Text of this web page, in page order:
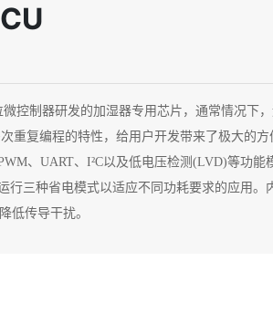
控制器研发的加湿器专用芯片，通常情况下
重复编程的特性，给用户开发带来了极大的方
、UART、I²C以及低电压检测(LVD)等功
行三种省电模式以适应不同功耗要求的应用。
低传导干扰。